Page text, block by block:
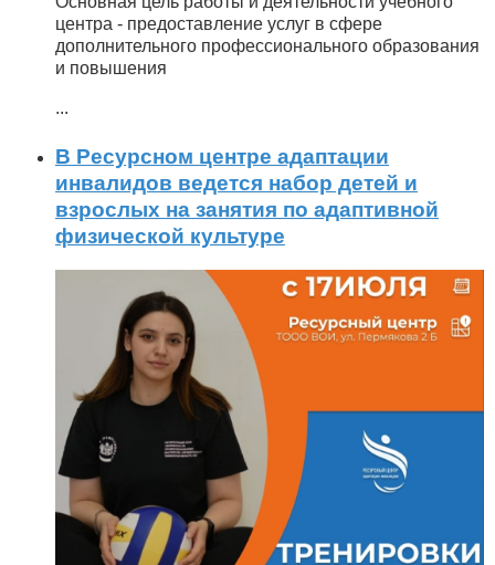
центра - предоставление услуг в сфере
дополнительного профессионального образования
и повышения
...
В Ресурсном центре адаптации
инвалидов ведется набор детей и
взрослых на занятия по адаптивной
физической культуре